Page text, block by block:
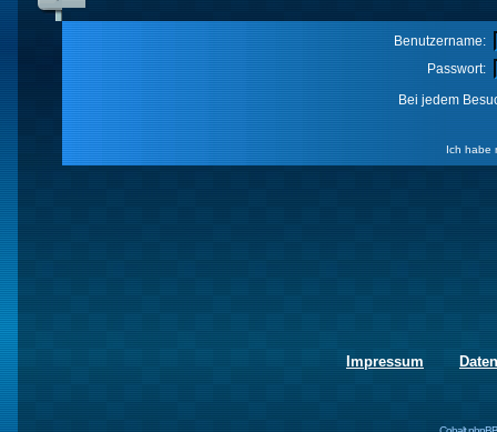
Benutzername:
Passwort:
Bei jedem
Ich habe
Impressum